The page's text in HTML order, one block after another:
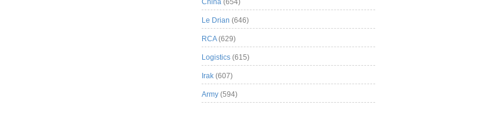
China (654)
Le Drian (646)
RCA(629)
Logistics (615)
Irak (607)
Army (594)